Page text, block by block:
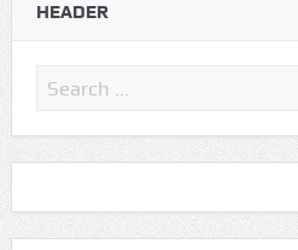
HEADER